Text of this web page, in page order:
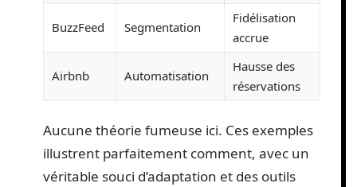
BuzzFeed Segmentation
Fidélisation
accrue
Airbnb Automatisation
Hausse des
réservations
Aucune théorie fumeuse ici. Ces exemples
illustrent parfaitement comment, avec un
véritable souci d’adaptation et des outils